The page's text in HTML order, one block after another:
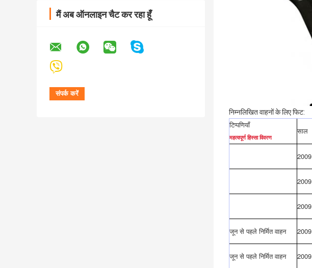
मैं अब ऑनलाइन चैट कर रहा हूँ
निम्नलिखित वाहनों के लिए फिट:
टिप्पणियाँ
महत्वपूर्ण हिस्सा विवरण
साल
2009
2009
2009
जून से पहले निर्मित वाहन
2009
जून से पहले निर्मित वाहन
2009